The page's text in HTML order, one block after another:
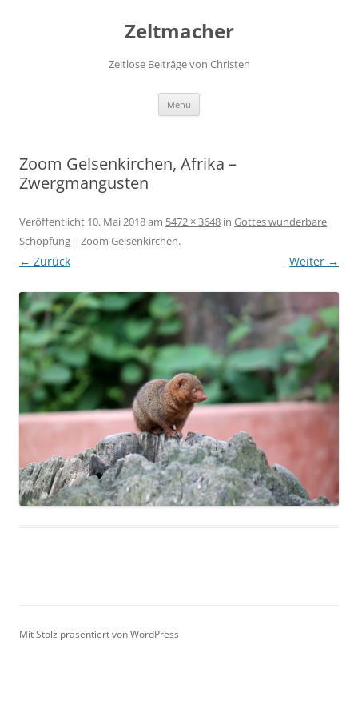
Zeltmacher
Zeitlose Beiträge von Christen
Menü
Zoom Gelsenkirchen, Afrika –
Zwergmangusten
Veröffentlicht 10. Mai 2018am 5472 × 3648 in Gottes wunderbare
Schöpfung – Zoom Gelsenkirchen.
← Zurück Weiter →
Mit Stolz präsentiert von WordPress